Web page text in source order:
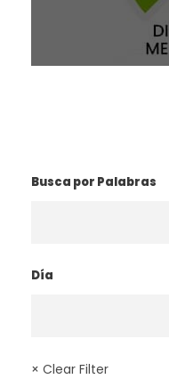
Busca por Palabras
Día
× Clear Filter